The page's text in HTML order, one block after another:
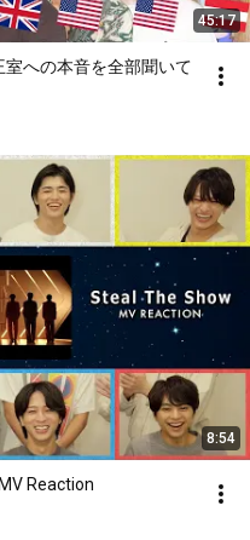
45:17
室への本音を全部聞いて
8:54
Reaction